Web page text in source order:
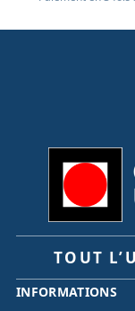
TOUT
INFORMATIONS